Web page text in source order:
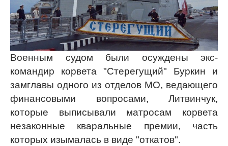
Военным судом были осуждены экс-
командир корвета "Стерегущий" Буркин и
замглавы одного из отделов МО, ведающего
финансовыми вопросами, Литвинчук,
которые выписывали матросам корвета
незаконные кваральные премии, часть
которых изымалась в виде "откатов".